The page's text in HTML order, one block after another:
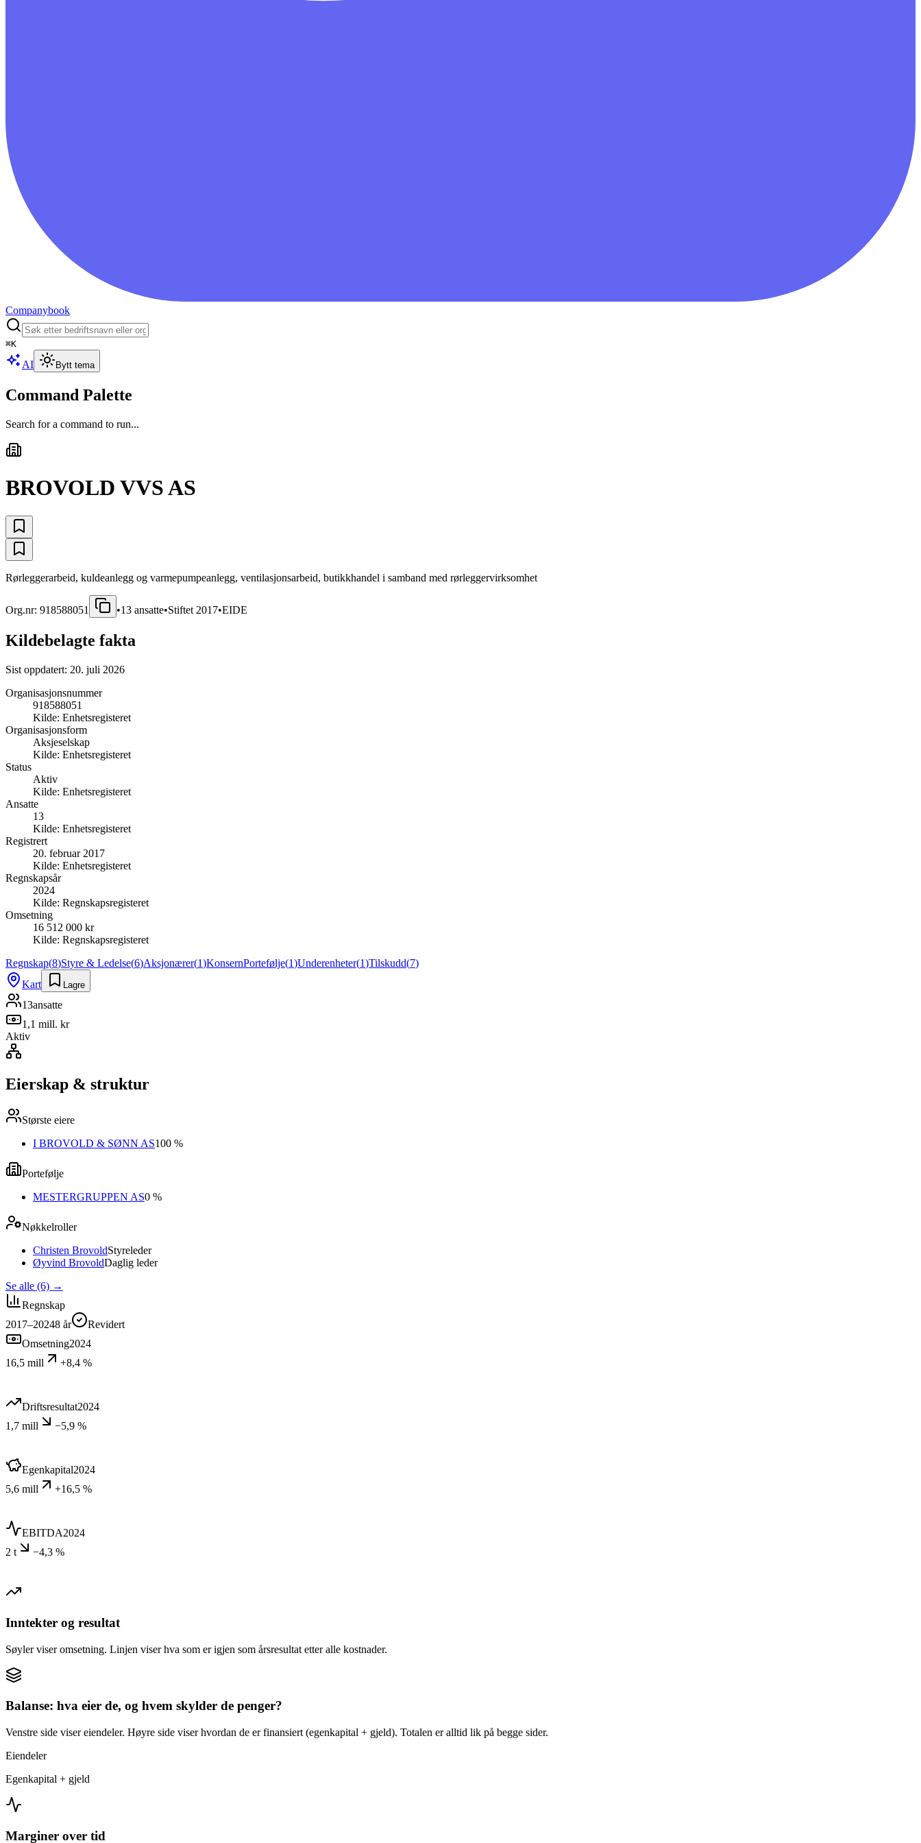
Companybook
⌘K
AI Bytt tema
Command Palette
Search for a command to run...
BROVOLD VVS AS
Rørleggerarbeid, kuldeanlegg og varmepumpeanlegg, ventilasjonsarbeid, butikkhandel i samband med rørleggervirksomhet
Org.nr: 918588051 •13 ansatte•Stiftet 2017•EIDE
Kildebelagte fakta
Sist oppdatert: 20. juli 2026
Organisasjonsnummer
918588051
Kilde: Enhetsregisteret
Organisasjonsform
Aksjeselskap
Kilde: Enhetsregisteret
Status
Aktiv
Kilde: Enhetsregisteret
Ansatte
13
Kilde: Enhetsregisteret
Registrert
20. februar 2017
Kilde: Enhetsregisteret
Regnskapsår
2024
Kilde: Regnskapsregisteret
Omsetning
16 512 000 kr
Kilde: Regnskapsregisteret
Regnskap(8)Styre & Ledelse(6)Aksjonærer(1)KonsernPortefølje(1)Underenheter(1)Tilskudd(7)
Kart
Lagre
13ansatte
1,1 mill. kr
Aktiv
Eierskap & struktur
Største eiere
I BROVOLD & SØNN AS100 %
Portefølje
MESTERGRUPPEN AS0 %
Nøkkelroller
Christen BrovoldStyreleder
Øyvind BrovoldDaglig leder
Se alle (6) →
Regnskap
2017–20248 år
Revidert
Omsetning2024
16,5 mill
+8,4 %
Driftsresultat2024
1,7 mill
−5,9 %
Egenkapital2024
5,6 mill
+16,5 %
EBITDA2024
2 t
−4,3 %
Inntekter og resultat
Søyler viser omsetning. Linjen viser hva som er igjen som årsresultat etter alle kostnader.
Balanse: hva eier de, og hvem skylder de penger?
Venstre side viser eiendeler. Høyre side viser hvordan de er finansiert (egenkapital + gjeld). Totalen er alltid lik på begge sider.
Eiendeler
Egenkapital + gjeld
Marginer over tid